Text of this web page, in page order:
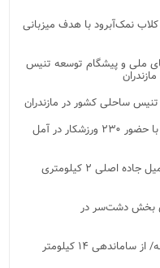
نمک‌آبرود با هدف میزبانی
ملی و پیشگام توسعه تنیس
رقابت‌های کشتی آزاد پیشکسوتان کشور با حضور ۲۳۰ ورزشکار در آمل
پایان پروژه نیمه‌تمام ۱۵ ساله پارک و تکمیل جاده اصلی ۲ کیلومتری
آمل از ۱۴ روستای بخش دشت‌سر در
چالوس آماده جهشی تازه در مسیر توسعه/ از ساماندهی ۱۴ کیلومتر